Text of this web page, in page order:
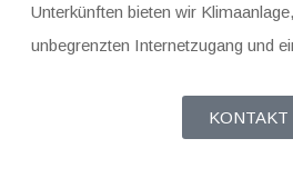
Unterkünften bieten wir
unbegrenzten Internetzugang und
KONTAKT